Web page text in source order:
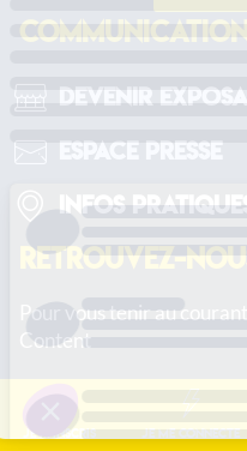
COMMUNICATION
Devenir
Espace Presse
Infos
RETROUVEZ-
Pour vous tenir au
Content
Je m'inscris Je me connecte